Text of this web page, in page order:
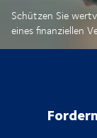
Schützen Sie
eines finanziellen